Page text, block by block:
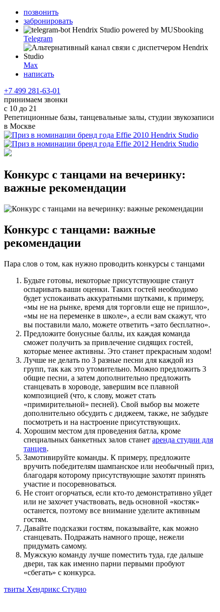
позвонить
забронировать
Telegram
Max
написать
+7 499 281-63-01
принимаем звонки
с 10 до 21
Репетиционные базы, танцевальные залы, студии звукозаписи
в Москве
Конкурс с танцами на вечеринку:
важные рекомендации
Конкурс с танцами: важные
рекомендации
Пара слов о том, как нужно проводить конкурсы с танцами
Будьте готовы, некоторые присутствующие станут
оспаривать ваши оценки. Таких гостей необходимо
будет успокаивать аккуратными шутками, к примеру,
«мы не на рынке, время для торговли еще не пришло»,
«мы не на переменке в школе», а если вам скажут, что
вы поставили мало, можете ответить «зато бесплатно».
Предложите бонусные баллы, их каждая команда
сможет получить за привлечение сидящих гостей,
которые менее активны. Это станет прекрасным ходом!
Лучше не делать по 3 разные песни для каждой из
групп, так как это утомительно. Можно предложить 3
общие песни, а затем дополнительно предложить
станцевать в хороводе, завершим все плавной
композицией (что, к слову, может стать
«примирительной» песней). Свой выбор вы можете
дополнительно обсудить с диджеем, также, не забудьте
посмотреть и на настроение присутствующих.
Хорошим местом для проведения батла, кроме
специальных банкетных залов станет аренда студии для
танцев.
Замотивируйте команды. К примеру, предложите
вручить победителям шампанское или необычный приз,
благодаря которому присутствующие захотят принять
участие и посоревноваться.
Не стоит огорчаться, если кто-то демонстративно уйдет
или не захочет участвовать, ведь основной «костяк»
останется, поэтому все внимание уделите активным
гостям.
Давайте подсказки гостям, показывайте, как можно
станцевать. Подражать намного проще, нежели
придумать самому.
Мужскую команду лучше поместить туда, где дальше
двери, так как именно парни первыми пробуют
«сбегать» с конкурса.
твиты Хендрикс Студио